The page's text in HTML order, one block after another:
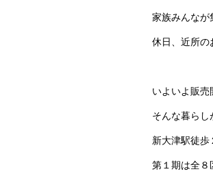
家族みんなが
休日、近所の
いよいよ販売
そんな暮らし
新大津駅徒歩
第１期は全８